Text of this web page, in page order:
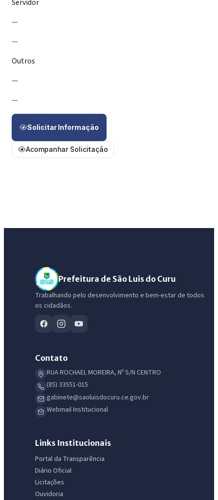
Servidor
—
—
Outros
—
—
Solicitar Informação
Acompanhar Solicitação
Prefeitura de São Luis do Curu
Trabalhando pelo desenvolvimento e bem-estar de todos
os cidadãos.
Contato
RUA ROCHAEL MOREIRA, Nº S/N CENTRO
(85) 33551-015
gabinete@saoluisdocuru.ce.gov.br
Webmail Institucional
Links Institucionais
Portal da Transparência
Diário Oficial
Licitações
Ouvidoria